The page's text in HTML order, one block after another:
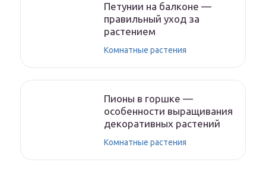
Петунии на балконе —
правильный уход за
растением
Комнатные растения
Пионы в горшке —
особенности выращивания
декоративных растений
Комнатные растения